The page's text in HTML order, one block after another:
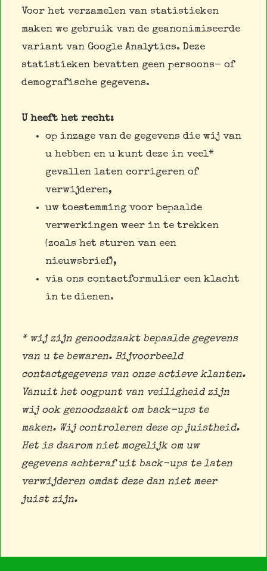
Voor het verzamelen van statistieken
maken we gebruik van de geanonimiseerde
variant van Google Analytics. Deze
statistieken bevatten geen persoons- of
demografische gegevens.
U heeft het recht:
op inzage van de gegevens die wij van
u hebben en u kunt deze in veel*
gevallen laten corrigeren of
verwijderen,
uw toestemming voor bepaalde
verwerkingen weer in te trekken
(zoals het sturen van een
nieuwsbrief),
via ons contactformulier een klacht
in te dienen.
* wij zijn genoodzaakt bepaalde gegevens
van u te bewaren. Bijvoorbeeld
contactgegevens van onze actieve klanten.
Vanuit het oogpunt van veiligheid zijn
wij ook genoodzaakt om back-ups te
maken. Wij controleren deze op juistheid.
Het is daarom niet mogelijk om uw
gegevens achteraf uit back-ups te laten
verwijderen omdat deze dan niet meer
juist zijn.